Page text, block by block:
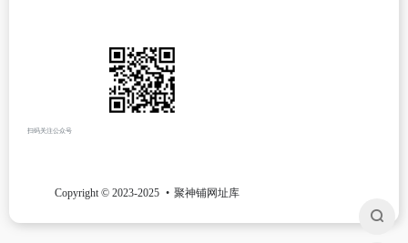
扫码关注公众号
Copyright © 2023-2025 聚神铺网址库